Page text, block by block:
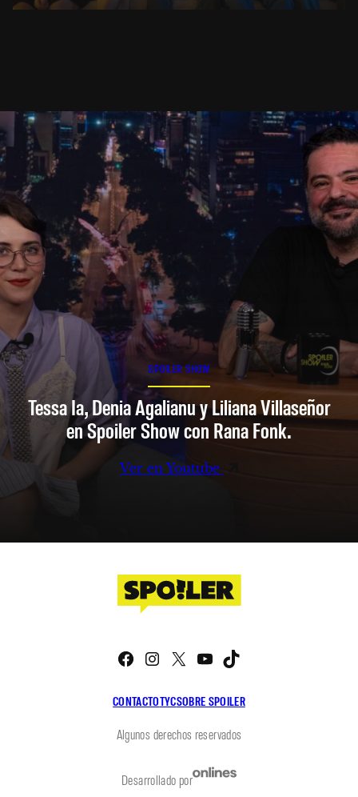
SPOILER SHOW
Tessa Ia, Denia Agalianu y Liliana Villaseñor
en Spoiler Show con Rana Fonk.
Ver en Youtube
CONTACTOTYCSOBRE SPOILER
Facebook
Instagram
X YouTube
Algunos derechos reservados
Desarrollado por